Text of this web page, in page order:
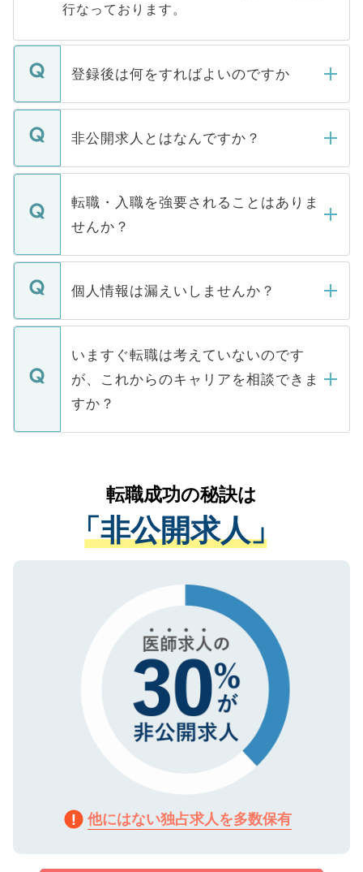
行なっております。
登録後は何をすればよいのですか
ご登録いただきましたら、弊社担当者がご
登録内容を確認し、その後メールもしくは
ます。通常、5営業日以内にはご連絡をせて
いただきますので、しばらくお待ちくださ
非公開求人とはなんですか？
マイナビDOCTORで取り扱っている求人の
うち約3割は、Webサイトからご覧いただ
けない「非公開求人」です。非公開求人は
下記の理由によって、一般には公開してい
ません。
■応募殺到を避けるため 人気のある医療機
関を公にしてしまうと、応募が殺到する場
に、医療機関が求める条件に合った人材の
みを人材紹介会社に依頼するケースが増え
ています。
転職・入職を強要されることはありま
せんか？
転職・入職を強要することは一切ありませ
ん。また、仮に応募先から内定をいただい
定を承諾する必要はありません。内定先へ
の辞退の連絡はキャリアパートナーが行い
個人情報は漏えいしませんか？
個人情報が漏えいすることはありませんの
で、ご安心ください。当サイトからの登録
などで収集したご登録者様の個人情報は、
ご本人のキャリアアップおよび転職活動の
支援を目的に使用いたします。お預かりし
ているすべての個人データはご本人の許可
は、個人情報の取り扱いについての厳密な
管理基準を満たした事業者のみに付与され
る、プライバシーマークを取得済みです。
で、機密保持に関してもご安心ください。
いますぐ転職は考えていないのです
が、これからのキャリアを相談できま
すか？
かがいして、現在の医療機関の状況や紹介
経験をまじえながら、適切なアドバイスを
させていただきます。すぐにご転職をされ
ない方には、長期的なサポートが可能です
ので、まずはご登録ください。
転職成功の秘訣は
「非公開求人」
他にはない独占求人を多数保有